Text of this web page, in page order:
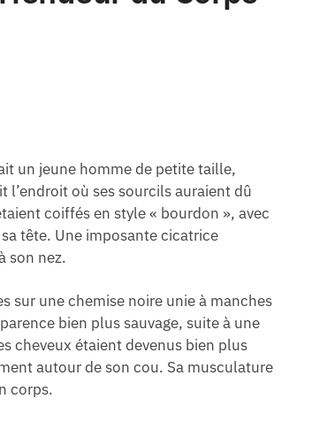
un jeune homme de petite taille,
l’endroit où ses sourcils auraient dû
coiffés en style « bourdon », avec
tête. Une imposante cicatrice
son nez.
sur une chemise noire unie à manches
bien plus sauvage, suite à une
cheveux étaient devenus bien plus
autour de son cou. Sa musculature
corps.